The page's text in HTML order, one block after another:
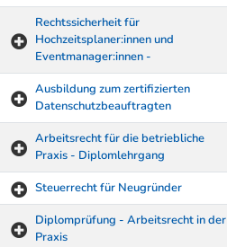
Rechtssicherheit für
Hochzeitsplaner:innen und
Eventmanager:innen -
Ausbildung zum zertifizierten
Datenschutzbeauftragten
Arbeitsrecht für die betriebliche
Praxis - Diplomlehrgang
Steuerrecht für Neugründer
Diplomprüfung - Arbeitsrecht in der
Praxis